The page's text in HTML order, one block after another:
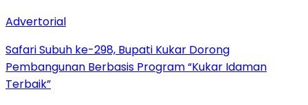
Advertorial
Safari Subuh ke-298, Bupati Kukar Dorong
Pembangunan Berbasis Program “Kukar Idaman
Terbaik”